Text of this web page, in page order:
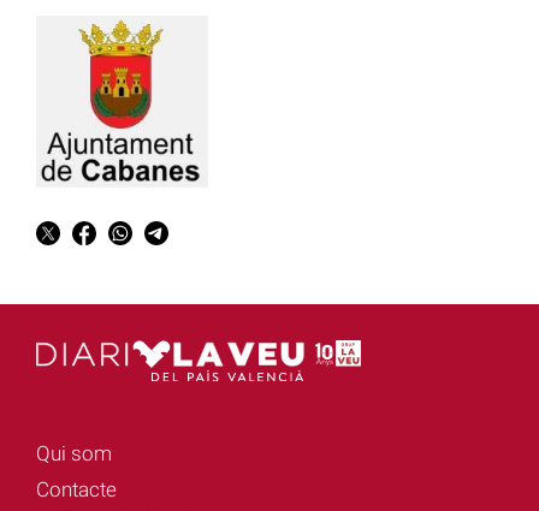
Qui som
Contacte